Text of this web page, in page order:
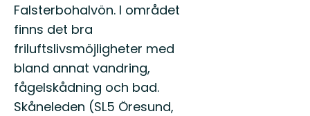
Falsterbohalvön. I området
finns det bra
friluftslivsmöjligheter med
bland annat vandring,
fågelskådning och bad.
Skåneleden (SL5 Öresund,